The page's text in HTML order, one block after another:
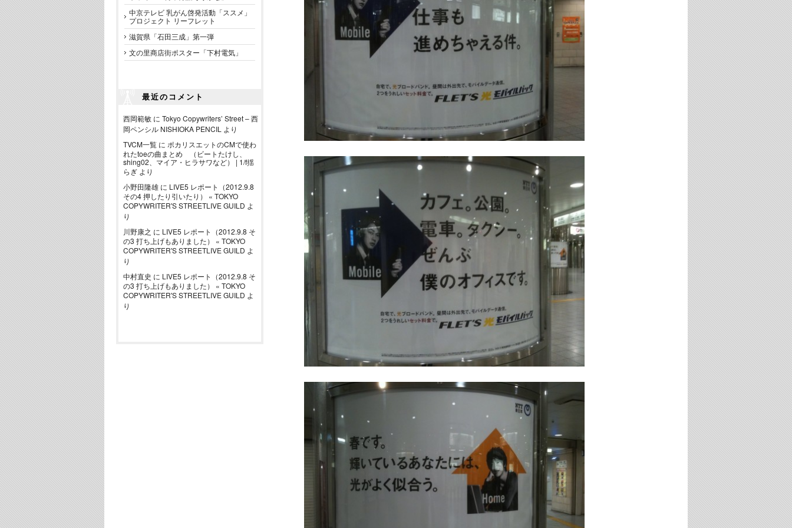
中京テレビ 乳がん啓発活動「ススメ」
プロジェクト リーフレット
滋賀県「石田三成」第一弾
文の里商店街ポスター「下村電気」
最近のコメント
西岡範敏 に Tokyo Copywriters’ Street – 西
岡ペンシル NISHIOKA PENCIL より
TVCM一覧 に ポカリスエットのCMで使わ
れたtoeの曲まとめ （ビートたけし、
shing02、マイア・ヒラサワなど） | 1/f揺
らぎ より
小野田隆雄 に LIVE5 レポート（2012.9.8
その4 押したり引いたり） « TOKYO
COPYWRITER'S STREETLIVE GUILD よ
り
川野康之 に LIVE5 レポート（2012.9.8 そ
の3 打ち上げもありました） « TOKYO
COPYWRITER'S STREETLIVE GUILD よ
り
中村直史 に LIVE5 レポート（2012.9.8 そ
の3 打ち上げもありました） « TOKYO
COPYWRITER'S STREETLIVE GUILD よ
り